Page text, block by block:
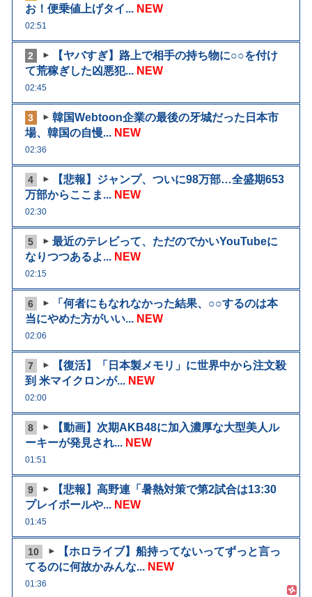
お！便乗値上げタイ... NEW
02:51
2
【ヤバすぎ】路上で相手の持ち物に○○を付け
て荒稼ぎした凶悪犯... NEW
02:45
3
韓国Webtoon企業の最後の牙城だった日本市
場、韓国の自慢... NEW
02:36
4
【悲報】ジャンプ、ついに98万部…全盛期653
万部からここま... NEW
02:30
5
最近のテレビって、ただのでかいYouTubeに
なりつつあるよ... NEW
02:15
6
「何者にもなれなかった結果、○○するのは本
当にやめた方がいい... NEW
02:06
7
【復活】「日本製メモリ」に世界中から注文殺
到 米マイクロンが... NEW
02:00
8
【動画】次期AKB48に加入濃厚な大型美人ル
ーキーが発見され... NEW
01:51
9
【悲報】高野連「暑熱対策で第2試合は13:30
プレイボールや... NEW
01:45
10
【ホロライブ】船持ってないってずっと言っ
てるのに何故かみんな... NEW
01:36